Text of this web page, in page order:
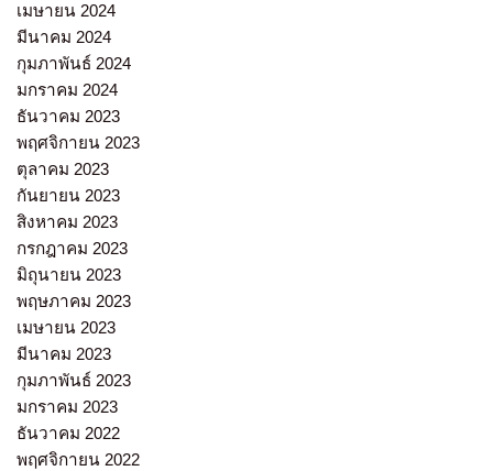
เมษายน 2024
มีนาคม 2024
กุมภาพันธ์ 2024
มกราคม 2024
ธันวาคม 2023
พฤศจิกายน 2023
ตุลาคม 2023
กันยายน 2023
สิงหาคม 2023
กรกฎาคม 2023
มิถุนายน 2023
พฤษภาคม 2023
เมษายน 2023
มีนาคม 2023
กุมภาพันธ์ 2023
มกราคม 2023
ธันวาคม 2022
พฤศจิกายน 2022